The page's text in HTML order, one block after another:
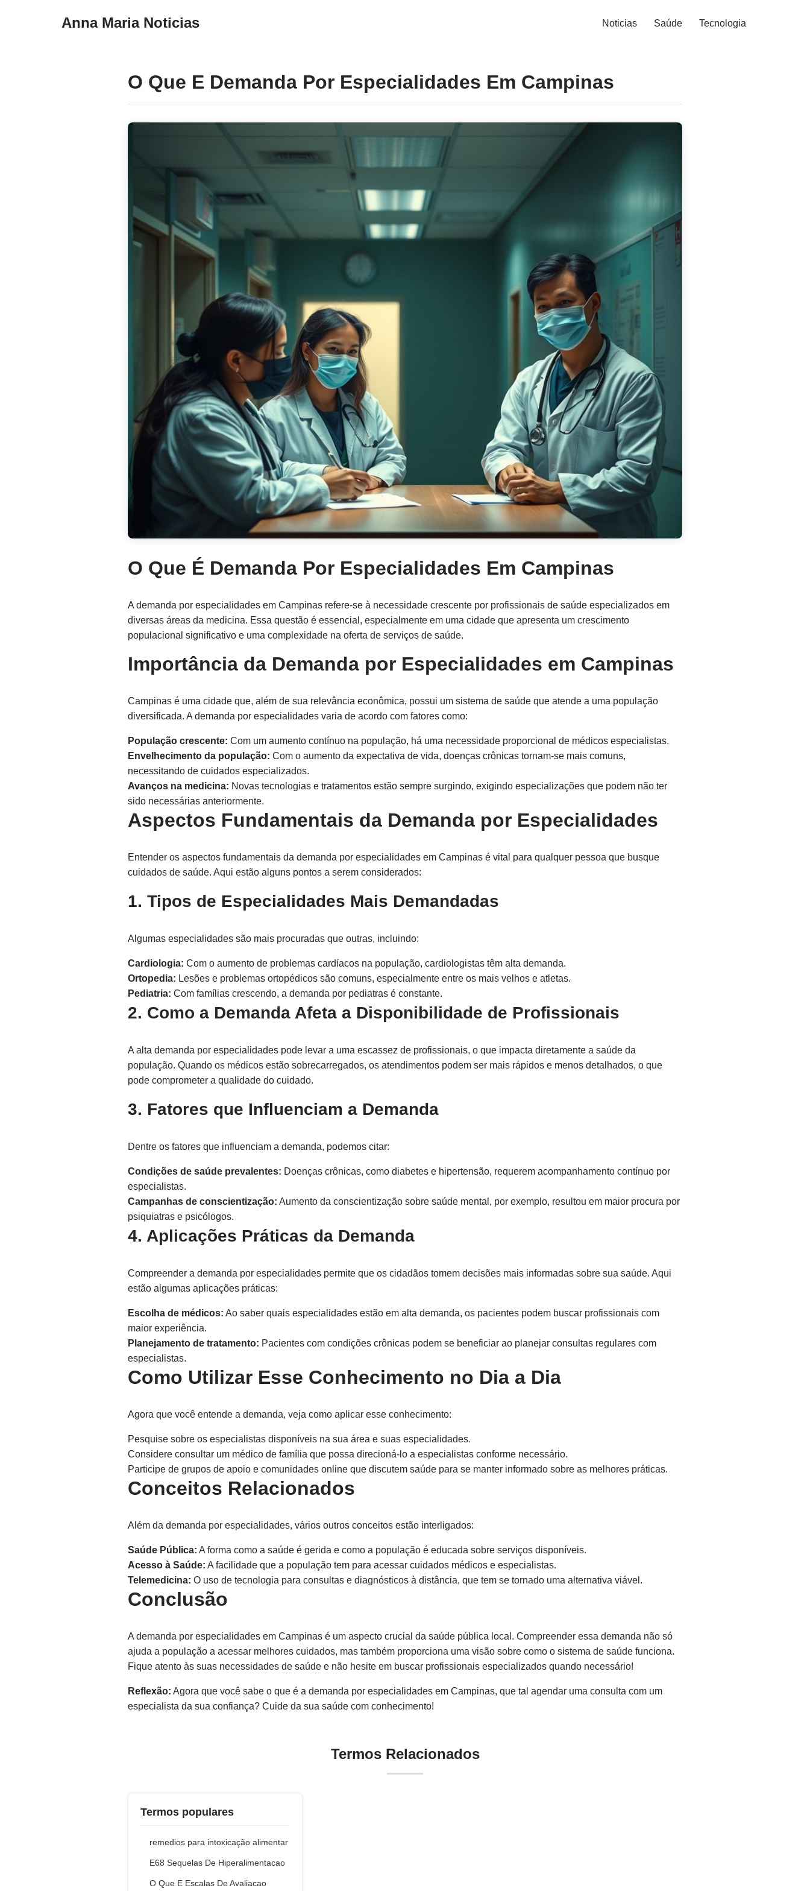
Anna Maria Noticias Noticias Saúde Tecnologia
O Que E Demanda Por Especialidades Em Campinas
O Que É Demanda Por Especialidades Em Campinas
A demanda por especialidades em Campinas refere-se à necessidade crescente por profissionais de saúde especializados em
diversas áreas da medicina. Essa questão é essencial, especialmente em uma cidade que apresenta um crescimento
populacional significativo e uma complexidade na oferta de serviços de saúde.
Importância da Demanda por Especialidades em Campinas
Campinas é uma cidade que, além de sua relevância econômica, possui um sistema de saúde que atende a uma população
diversificada. A demanda por especialidades varia de acordo com fatores como:
População crescente: Com um aumento contínuo na população, há uma necessidade proporcional de médicos especialistas.
Envelhecimento da população: Com o aumento da expectativa de vida, doenças crônicas tornam-se mais comuns,
necessitando de cuidados especializados.
Avanços na medicina: Novas tecnologias e tratamentos estão sempre surgindo, exigindo especializações que podem não ter
sido necessárias anteriormente.
Aspectos Fundamentais da Demanda por Especialidades
Entender os aspectos fundamentais da demanda por especialidades em Campinas é vital para qualquer pessoa que busque
cuidados de saúde. Aqui estão alguns pontos a serem considerados:
1. Tipos de Especialidades Mais Demandadas
Algumas especialidades são mais procuradas que outras, incluindo:
Cardiologia: Com o aumento de problemas cardíacos na população, cardiologistas têm alta demanda.
Ortopedia: Lesões e problemas ortopédicos são comuns, especialmente entre os mais velhos e atletas.
Pediatria: Com famílias crescendo, a demanda por pediatras é constante.
2. Como a Demanda Afeta a Disponibilidade de Profissionais
A alta demanda por especialidades pode levar a uma escassez de profissionais, o que impacta diretamente a saúde da
população. Quando os médicos estão sobrecarregados, os atendimentos podem ser mais rápidos e menos detalhados, o que
pode comprometer a qualidade do cuidado.
3. Fatores que Influenciam a Demanda
Dentre os fatores que influenciam a demanda, podemos citar:
Condições de saúde prevalentes: Doenças crônicas, como diabetes e hipertensão, requerem acompanhamento contínuo por
especialistas.
Campanhas de conscientização: Aumento da conscientização sobre saúde mental, por exemplo, resultou em maior procura por
psiquiatras e psicólogos.
4. Aplicações Práticas da Demanda
Compreender a demanda por especialidades permite que os cidadãos tomem decisões mais informadas sobre sua saúde. Aqui
estão algumas aplicações práticas:
Escolha de médicos: Ao saber quais especialidades estão em alta demanda, os pacientes podem buscar profissionais com
maior experiência.
Planejamento de tratamento: Pacientes com condições crônicas podem se beneficiar ao planejar consultas regulares com
especialistas.
Como Utilizar Esse Conhecimento no Dia a Dia
Agora que você entende a demanda, veja como aplicar esse conhecimento:
Pesquise sobre os especialistas disponíveis na sua área e suas especialidades.
Considere consultar um médico de família que possa direcioná-lo a especialistas conforme necessário.
Participe de grupos de apoio e comunidades online que discutem saúde para se manter informado sobre as melhores práticas.
Conceitos Relacionados
Além da demanda por especialidades, vários outros conceitos estão interligados:
Saúde Pública: A forma como a saúde é gerida e como a população é educada sobre serviços disponíveis.
Acesso à Saúde: A facilidade que a população tem para acessar cuidados médicos e especialistas.
Telemedicina: O uso de tecnologia para consultas e diagnósticos à distância, que tem se tornado uma alternativa viável.
Conclusão
A demanda por especialidades em Campinas é um aspecto crucial da saúde pública local. Compreender essa demanda não só
ajuda a população a acessar melhores cuidados, mas também proporciona uma visão sobre como o sistema de saúde funciona.
Fique atento às suas necessidades de saúde e não hesite em buscar profissionais especializados quando necessário!
Reflexão: Agora que você sabe o que é a demanda por especialidades em Campinas, que tal agendar uma consulta com um
especialista da sua confiança? Cuide da sua saúde com conhecimento!
Termos Relacionados
Termos populares
remedios para intoxicação alimentar
E68 Sequelas De Hiperalimentacao
O Que E Escalas De Avaliacao